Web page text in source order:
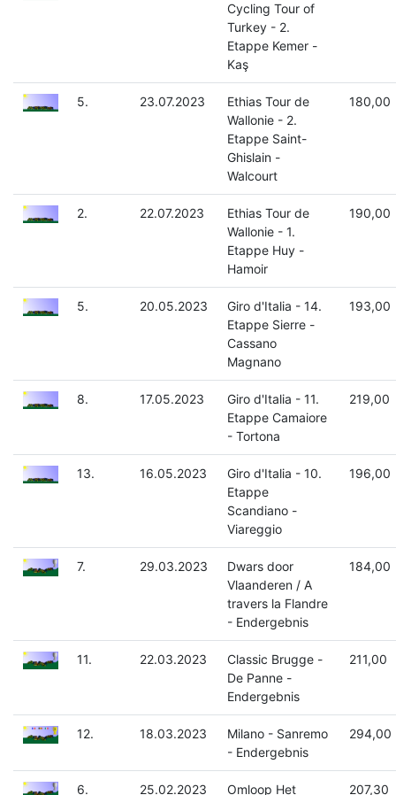
Cycling Tour of
Turkey - 2.
Etappe Kemer -
Kaş
5. 23.07.2023
Ethias Tour de
Wallonie - 2.
Etappe Saint-
Ghislain -
Walcourt
180,00
2. 22.07.2023
Ethias Tour de
Wallonie - 1.
Etappe Huy -
Hamoir
190,00
5. 20.05.2023
Giro d'Italia - 14.
Etappe Sierre -
Cassano
Magnano
193,00
8. 17.05.2023
Giro d'Italia - 11.
Etappe Camaiore
- Tortona
219,00
13. 16.05.2023
Giro d'Italia - 10.
Etappe
Scandiano -
Viareggio
196,00
7. 29.03.2023
Dwars door
Vlaanderen / A
travers la Flandre
- Endergebnis
184,00
11. 22.03.2023
Classic Brugge -
De Panne -
Endergebnis
211,00
12. 18.03.2023
Milano - Sanremo
- Endergebnis
294,00
6. 25.02.2023 Omloop Het 207,30